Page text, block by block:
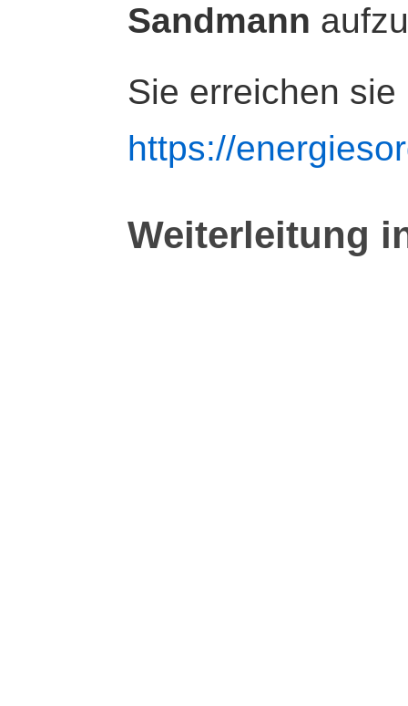
Sandmann
Sie erreichen sie
https://
Weiterleitung